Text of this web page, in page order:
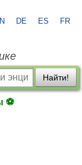
DE ES FR
Найти!
⚽